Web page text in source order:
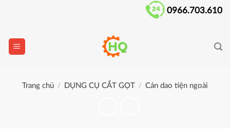
0966.703.610
Trang chủ / DỤNG CỤ CẮT GỌT / Cán dao tiện ngoài